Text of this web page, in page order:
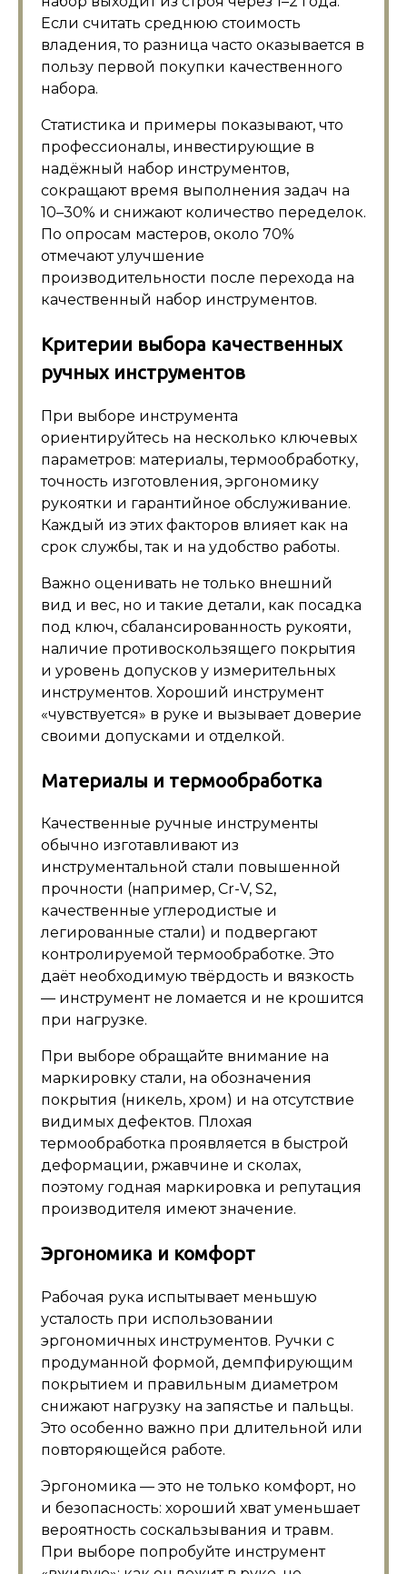
Если считать среднюю стоимость
владения, то разница часто оказывается в
пользу первой покупки качественного
набора.
Статистика и примеры показывают, что
профессионалы, инвестирующие в
надёжный набор инструментов,
сокращают время выполнения задач на
10–30% и снижают количество переделок.
По опросам мастеров, около 70%
отмечают улучшение
производительности после перехода на
качественный набор инструментов.
Критерии выбора качественных
ручных инструментов
При выборе инструмента
ориентируйтесь на несколько ключевых
параметров: материалы, термообработку,
точность изготовления, эргономику
рукоятки и гарантийное обслуживание.
Каждый из этих факторов влияет как на
срок службы, так и на удобство работы.
Важно оценивать не только внешний
вид и вес, но и такие детали, как посадка
под ключ, сбалансированность рукояти,
наличие противоскользящего покрытия
и уровень допусков у измерительных
инструментов. Хороший инструмент
«чувствуется» в руке и вызывает доверие
своими допусками и отделкой.
Материалы и термообработка
Качественные ручные инструменты
обычно изготавливают из
инструментальной стали повышенной
прочности (например, Cr-V, S2,
качественные углеродистые и
легированные стали) и подвергают
контролируемой термообработке. Это
даёт необходимую твёрдость и вязкость
— инструмент не ломается и не крошится
при нагрузке.
При выборе обращайте внимание на
маркировку стали, на обозначения
покрытия (никель, хром) и на отсутствие
видимых дефектов. Плохая
термообработка проявляется в быстрой
деформации, ржавчине и сколах,
поэтому годная маркировка и репутация
производителя имеют значение.
Эргономика и комфорт
Рабочая рука испытывает меньшую
усталость при использовании
эргономичных инструментов. Ручки с
продуманной формой, демпфирующим
покрытием и правильным диаметром
снижают нагрузку на запястье и пальцы.
Это особенно важно при длительной или
повторяющейся работе.
Эргономика — это не только комфорт, но
и безопасность: хороший хват уменьшает
вероятность соскальзывания и травм.
При выборе попробуйте инструмент